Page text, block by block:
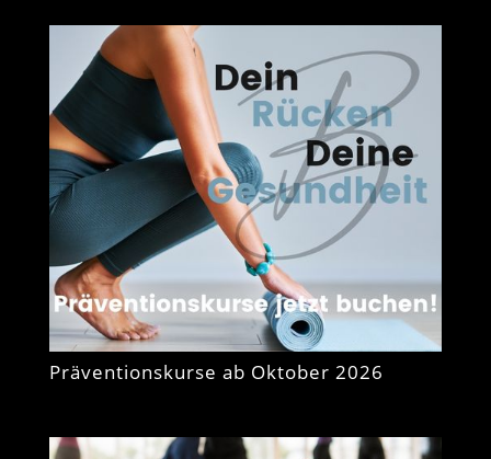
Präventionskurse ab Oktober 2026